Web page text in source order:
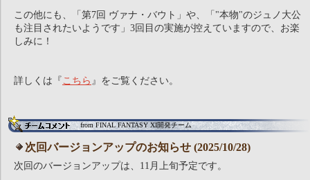
この他にも、「第7回 ヴァナ・バウト」や、「"本物"のジュノ大公
も注目されたいようです」3回目の実施が控えていますので、お楽
しみに！
詳しくは『 こちら 』をご覧ください。
from FINAL FANTASY XI開発チーム
次回バージョンアップのお知らせ (2025/10/28)
次回のバージョンアップは、11月上旬予定です。